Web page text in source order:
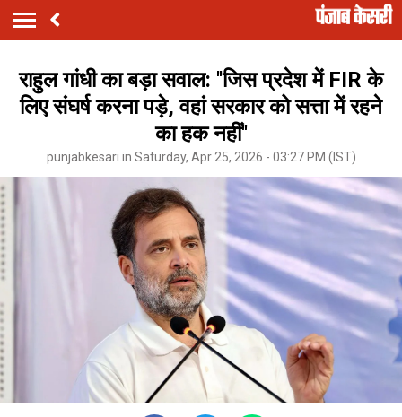
राहुल गांधी का बड़ा सवाल: ''जिस प्रदेश में FIR के
लिए संघर्ष करना पड़े, वहां सरकार को सत्ता में रहने
का हक नहीं''
punjabkesari.in Saturday, Apr 25, 2026 - 03:27 PM (IST)